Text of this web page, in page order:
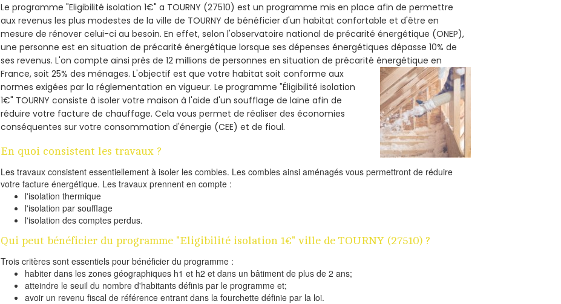
Le programme "Eligibilité isolation 1€" a TOURNY (27510) est un programme mis en place afin de permettre
aux revenus les plus modestes de la ville de TOURNY de bénéficier d'un habitat confortable et d'être en
mesure de rénover celui-ci au besoin. En effet, selon l'observatoire national de précarité énergétique (ONEP),
une personne est en situation de précarité énergétique lorsque ses dépenses énergétiques dépasse 10% de
ses revenus. L'on compte ainsi près de 12 millions de personnes en situation de précarité énergétique en
France, soit 25% des ménages.L'objectif est que votre habitat soit conforme aux
normes exigées par la réglementation en vigueur. Le programme "Éligibilité isolation
1€" TOURNY consiste à isoler votre maison à l'aide d'un soufflage de laine afin de
réduire votre facture de chauffage. Cela vous permet de réaliser des économies
conséquentes sur votre consommation d'énergie (CEE) et de fioul.
En quoi consistent les travaux ?
Les travaux consistent essentiellement à isoler les combles. Les combles ainsi aménagés vous permettront de réduire
votre facture énergétique. Les travaux prennent en compte :
l'isolation thermique
l'isolation par soufflage
l'isolation des comptes perdus.
Qui peut bénéficier du programme "Eligibilité isolation 1€" ville de TOURNY (27510) ?
Trois critères sont essentiels pour bénéficier du programme :
habiter dans les zones géographiques h1 et h2 et dans un bâtiment de plus de 2 ans;
atteindre le seuil du nombre d'habitants définis par le programme et;
avoir un revenu fiscal de référence entrant dans la fourchette définie par la loi.